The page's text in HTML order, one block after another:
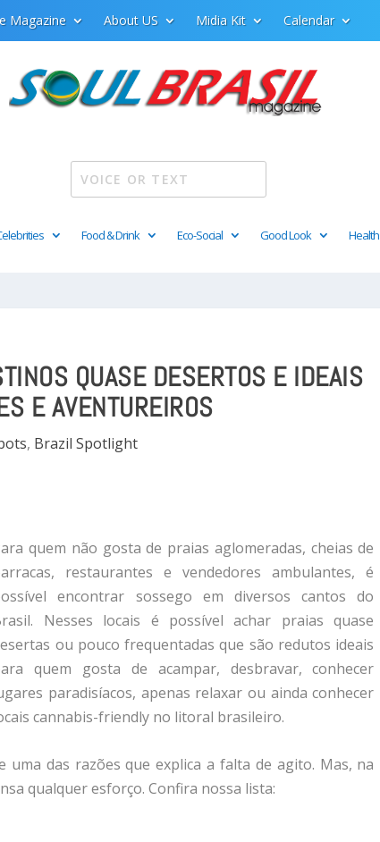
Magazine About US Midia Kit Calendar
Food & Drink Eco-Social Good Look Health
QUASE DESERTOS E IDEAIS
E AVENTUREIROS
, Brazil Spotlight
quem não gosta de praias aglomeradas, cheias de
restaurantes e vendedores ambulantes, é
encontrar sossego em diversos cantos do
Nesses locais é possível achar praias quase
ou pouco frequentadas que são redutos ideais
quem gosta de acampar, desbravar, conhecer
paradisíacos, apenas relaxar ou ainda conhecer
cannabis-friendly no litoral brasileiro.
uma das razões que explica a falta de agito. Mas, na
qualquer esforço. Confira nossa lista: